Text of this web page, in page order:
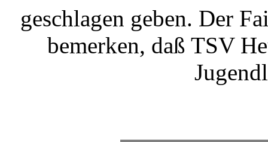
geschlagen geben. Der
bemerken, daß TSV